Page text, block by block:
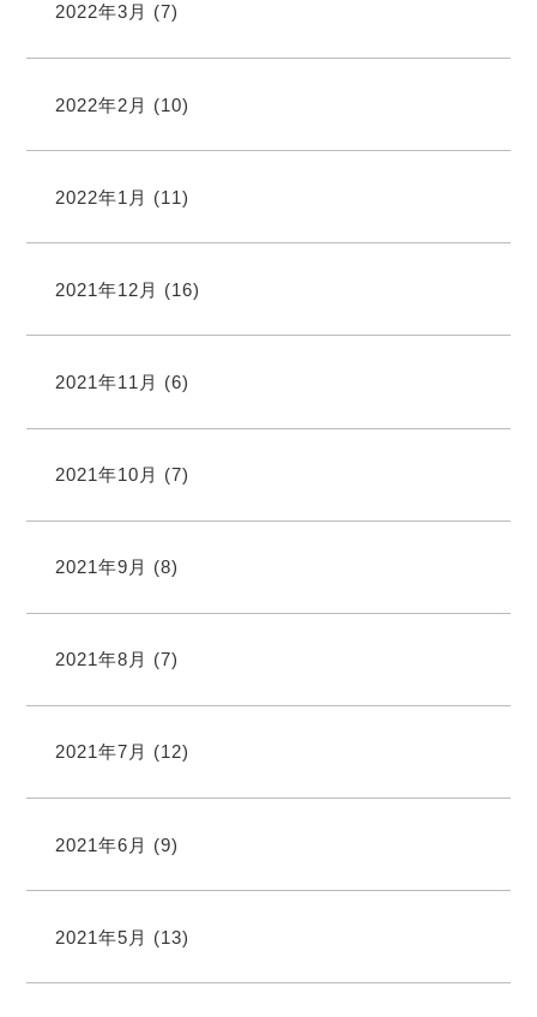
2022年3月 (7)
2022年2月 (10)
2022年1月 (11)
2021年12月 (16)
2021年11月 (6)
2021年10月 (7)
2021年9月 (8)
2021年8月 (7)
2021年7月 (12)
2021年6月 (9)
2021年5月 (13)